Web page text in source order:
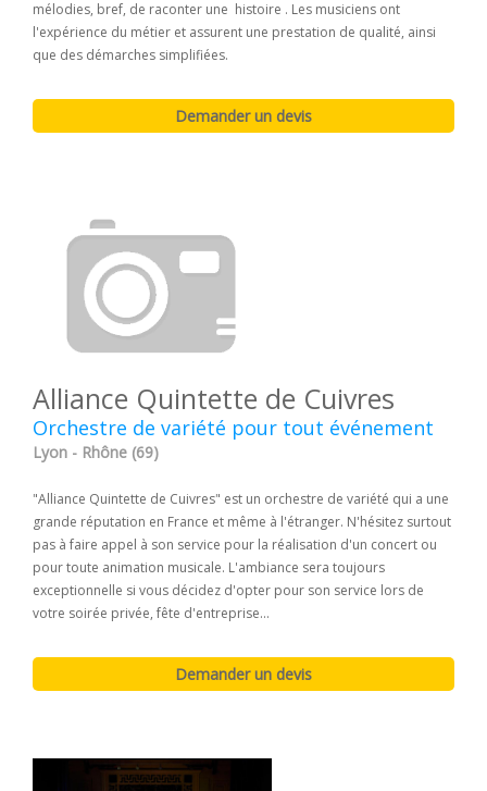
mélodies, bref, de raconter une histoire . Les musiciens ont
l'expérience du métier et assurent une prestation de qualité, ainsi
que des démarches simplifiées.
Alliance Quintette de Cuivres
Orchestre de variété pour tout événement
Lyon - Rhône (69)
"Alliance Quintette de Cuivres" est un orchestre de variété qui a une
grande réputation en France et même à l'étranger. N'hésitez surtout
pas à faire appel à son service pour la réalisation d'un concert ou
pour toute animation musicale. L'ambiance sera toujours
exceptionnelle si vous décidez d'opter pour son service lors de
votre soirée privée, fête d'entreprise...